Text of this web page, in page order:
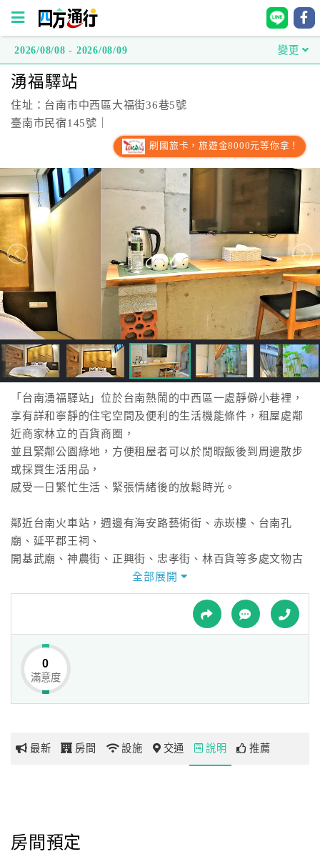
方
通
行
台
灣
訂
房
直
接
跟
飯
店
訂
房
HOT
特
色
宿
球
網
玩
地
圖
2026/08/08 - 2026/08/09 變更
湧福驛站
住址：台南市中西區大福街36巷5號
臺南市民宿145號｜
刷國旅卡，旅遊金8000元等你拿！
「台南湧福驛站」位於台南熱鬧的中西區一處靜僻小巷裡，
享有詳和寧靜的住宅空間及便利的生活機能條件，租屋處鄰
近商家林立的百貨商圈，
並且緊鄰公園綠地，方便租屋者可以於閒暇飯後到周邊散步
或採買生活用品，
感受一日繁忙生活、緊張情緒後的放鬆時光。
鄰近台南火車站，週邊有海安路藝術街、赤崁樓、台南孔
廟、延平郡王祠、
開基武廟、神農街、正興街、忠孝街、林百貨等多處文物古
附近還有水仙宮市場著名小吃(台南富盛號碗粿、金得春捲、
國華街小吃(邱家小卷米粉、阿明豬心、阿堂鹹粥、包成羊
肉)、花園夜市、小北夜市、
武聖夜市、大東夜市等台南傳統小吃老店，前往各商圈、百
貨、校區皆擁有交通往來上的便利，
讓您輕鬆享有生活機能好、地理絕佳的租屋優勢。
樸實無華的日式風華，
全部展開
0
滿意度
最新 房間 設施 交通 說明 推薦
房間預定